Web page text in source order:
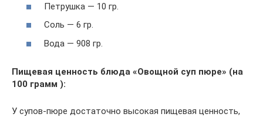
Петрушка — 10 гр.
Соль — 6 гр.
Вода — 908 гр.
Пищевая ценность блюда «Овощной суп пюре» (на
100 грамм ):
У супов-пюре достаточно высокая пищевая ценность,